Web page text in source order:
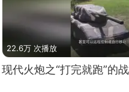
22.6万 次播放
现代火炮之“打完就跑”的